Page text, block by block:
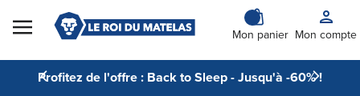
Skip to Content
Mon panier Mon compte
Profitez de l'offre : Back to Sleep - Jusqu'à -60% !